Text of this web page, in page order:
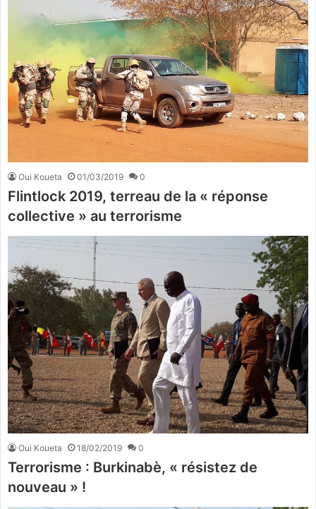
Oui Koueta 01/03/2019 0
Flintlock 2019, terreau de la « réponse
collective » au terrorisme
Oui Koueta 18/02/2019 0
Terrorisme : Burkinabè, « résistez de
nouveau » !